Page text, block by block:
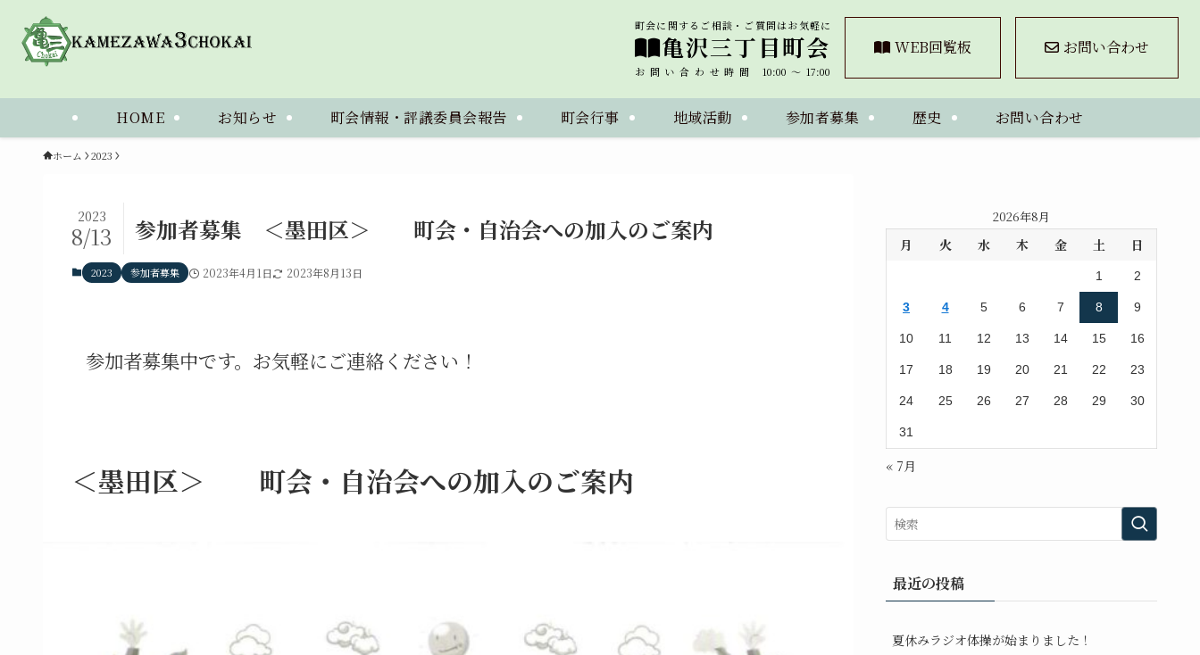
町会に関するご相談・ご質問はお気軽に
亀沢三丁目町会
お問い合わせ時間 10:00～17:00
WEB回覧板 お問い合わせ
HOME お知らせ 町会情報・評議委員会報告 町会行事 地域活動 参加者募集 歴史 お問い合わせ
ホーム 2023
参加者募集 ＜墨田区＞ 町会・自治会への加入のご案内
2023
8/13
2023 参加者募集 2023年4月1日 2023年8月13日
参加者募集中です。お気軽にご連絡ください！
＜墨田区＞ 町会・自治会への加入のご案内
2026年8月
月 火 水 木 金 土 日
1 2
3 4 5 6 7 8 9
10 11 12 13 14 15 16
17 18 19 20 21 22 23
24 25 26 27 28 29 30
31
« 7月
最近の投稿
夏休みラジオ体操が始まりました！